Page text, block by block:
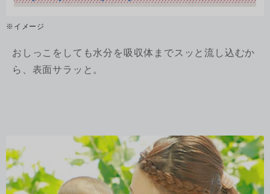
※イメージ
おしっこをしても水分を吸収体までスッと流し込むか
ら、表面サラッと。